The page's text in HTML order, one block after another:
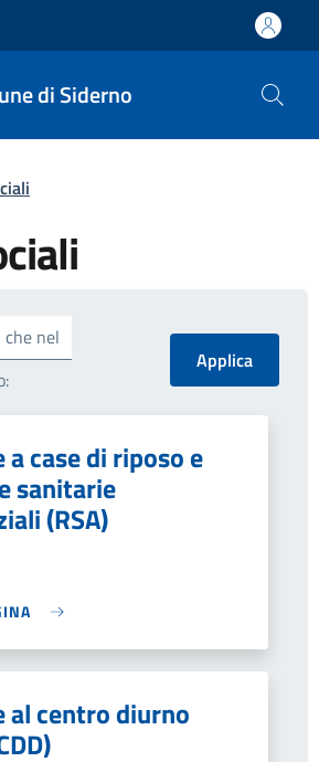
di Siderno
nel
a case di riposo e
sanitarie
(RSA)
al centro diurno